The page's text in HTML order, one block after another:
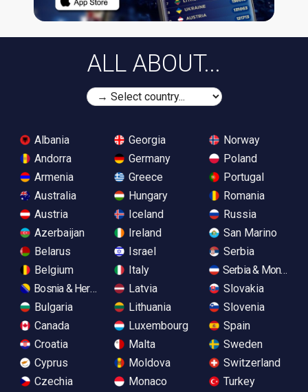
ALL ABOUT...
Albania
Andorra
Armenia
Australia
Austria
Azerbaijan
Belarus
Belgium
Bosnia & Herzegovina
Bulgaria
Canada
Croatia
Cyprus
Czechia
Georgia
Germany
Greece
Hungary
Iceland
Ireland
Israel
Italy
Latvia
Lithuania
Luxembourg
Malta
Moldova
Monaco
Norway
Poland
Portugal
Romania
Russia
San Marino
Serbia
Serbia &
Slovakia
Slovenia
Spain
Sweden
Switzerland
Turkey